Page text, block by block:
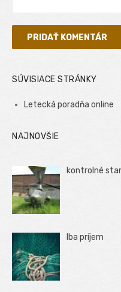
SÚVISIACE STRÁNKY
Letecká poradňa online
NAJNOVŠIE
kontrolné
Iba príjem